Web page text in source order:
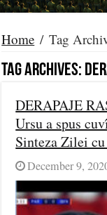
Home / Tag
Tag Archives:
DERAPAJE
Ursu a spus
Sinteza Zilei
December 9,